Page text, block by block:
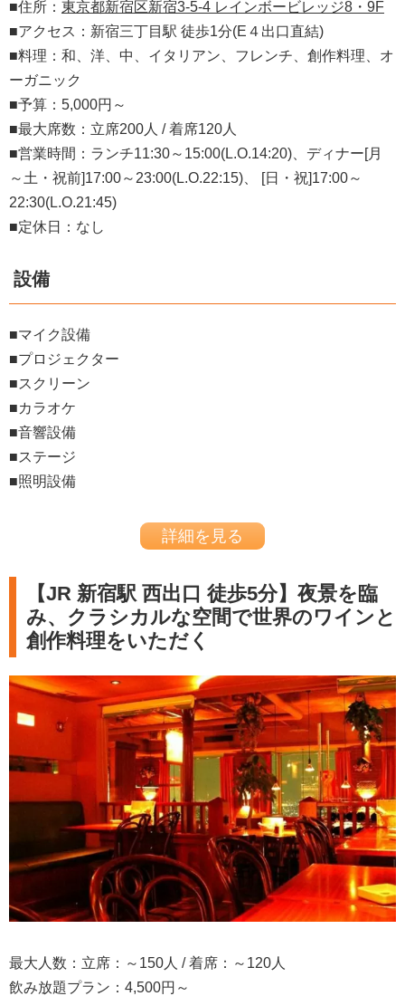
■住所： 東京都新宿区新宿3-5-4 レインボービレッジ8・9F
■アクセス：新宿三丁目駅 徒歩1分(E４出口直結)
■料理：和、洋、中、イタリアン、フレンチ、創作料理、オ
ーガニック
■予算：5,000円～
■最大席数：立席200人 / 着席120人
■営業時間：ランチ11:30～15:00(L.O.14:20)、ディナー[月
～土・祝前]17:00～23:00(L.O.22:15)、 [日・祝]17:00～
22:30(L.O.21:45)
■定休日：なし
設備
■マイク設備
■プロジェクター
■スクリーン
■カラオケ
■音響設備
■ステージ
■照明設備
詳細を見る
【JR 新宿駅 西出口 徒歩5分】夜景を臨
み、クラシカルな空間で世界のワインと
創作料理をいただく
最大人数：立席：～150人 / 着席：～120人
飲み放題プラン：4,500円～